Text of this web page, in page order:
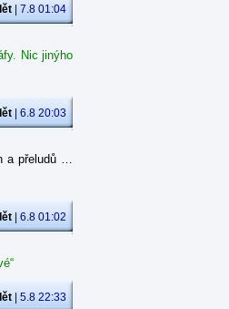
| 7.8 01:04
Nic jinýho
| 6.8 20:03
a přeludů …
| 6.8 01:02
| 5.8 22:33